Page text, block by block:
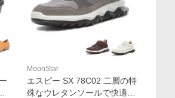
MoonStar
エスピー SX 78C02 二層の特
殊なウレタンソールで快適な